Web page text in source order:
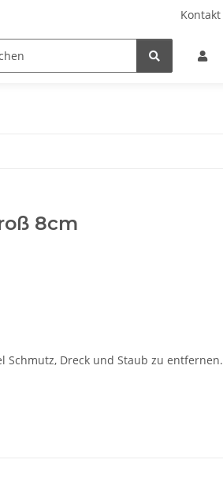
Kontakt
Hobby Horse Dienstleistungen
8cm
Schmutz, Dreck und Staub zu entfernen.